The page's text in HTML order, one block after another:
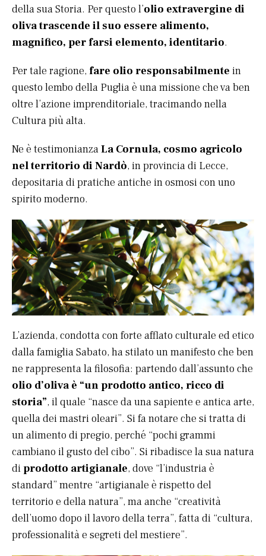
della sua Storia. Per questo l’olio extravergine di
oliva trascende il suo essere alimento,
magnifico, per farsi elemento, identitario.
Per tale ragione, fare olio responsabilmente in
questo lembo della Puglia è una missione che va ben
oltre l’azione imprenditoriale, tracimando nella
Cultura più alta.
Ne è testimonianzaLa Cornula, cosmo agricolo
nel territorio di Nardò, in provincia di Lecce,
depositaria di pratiche antiche in osmosi con uno
spirito moderno.
L’azienda, condotta con forte afflato culturale ed etico
dalla famiglia Sabato, ha stilato un manifesto che ben
ne rappresenta la filosofia: partendo dall’assunto che
olio d’oliva è “un prodotto antico, ricco di
storia”, il quale “nasce da una sapiente e antica arte,
quella dei mastri oleari”. Si fa notare che si tratta di
un alimento di pregio, perché “pochi grammi
cambiano il gusto del cibo”. Si ribadisce la sua natura
di prodotto artigianale, dove “l’industria è
standard” mentre “artigianale è rispetto del
territorio e della natura”, ma anche “creatività
dell’uomo dopo il lavoro della terra”, fatta di “cultura,
professionalità e segreti del mestiere”.